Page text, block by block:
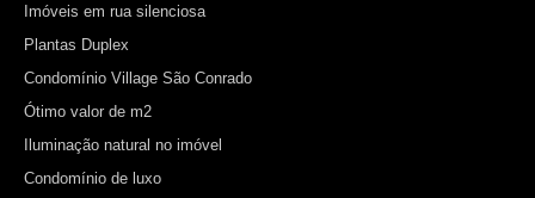
Imóveis em rua silenciosa
Plantas Duplex
Condomínio Village São Conrado
Ótimo valor de m2
Iluminação natural no imóvel
Condomínio de luxo